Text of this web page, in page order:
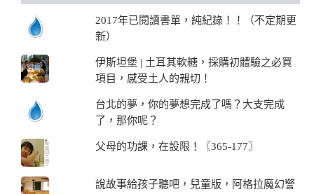
2017年已閱讀書單，純紀錄！！（不定期更
新）
伊斯坦堡 | 土耳其軟糖，採購初體驗之必買
項目，感受土人的親切！
台北的夢，你的夢想完成了嗎？大支完成
了，那你呢？
父母的功課，在設限！〖365-177〗
說故事給孩子聽吧，兒童版，阿格拉魔幻警